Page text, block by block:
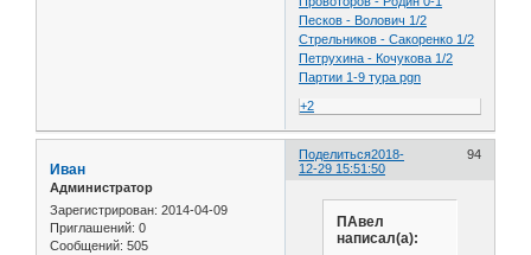
Песков - Волович 1/2
Стрельников - Сакоренко 1/2
Петрухина - Кочукова 1/2
Партии 1-9 тура pgn
+2
Поделиться 94
2018-
12-29 15:51:50
Иван
Администратор
Зарегистрирован: 2014-04-09
Приглашений: 0
Сообщений: 505
ПАвел
написал(а):